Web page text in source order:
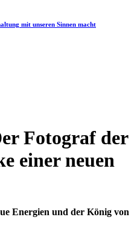
mit unseren Sinnen macht
Fotograf der
einer neuen
Energien und der König von